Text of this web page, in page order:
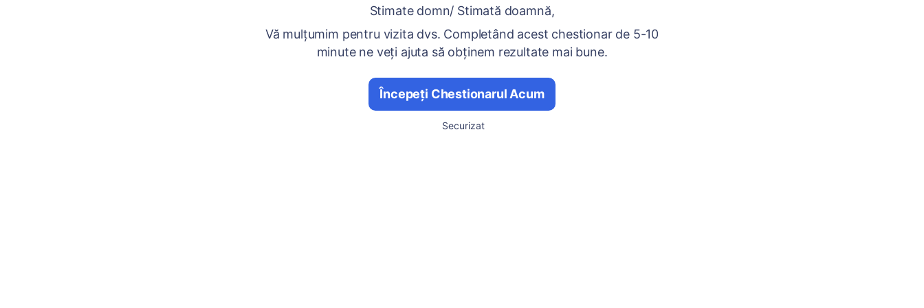
Stimate domn/ Stimată doamnă,
Vă mulțumim pentru vizita dvs. Completând acest chestionar de 5-10
minute ne veți ajuta să obținem rezultate mai bune.
Începeți Chestionarul Acum
Securizat